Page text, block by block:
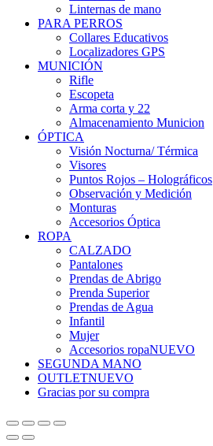
Linternas de mano
PARA PERROS
Collares Educativos
Localizadores GPS
MUNICIÓN
Rifle
Escopeta
Arma corta y 22
Almacenamiento Municion
ÓPTICA
Visión Nocturna/ Térmica
Visores
Puntos Rojos – Holográficos
Observación y Medición
Monturas
Accesorios Óptica
ROPA
CALZADO
Pantalones
Prendas de Abrigo
Prenda Superior
Prendas de Agua
Infantil
Mujer
Accesorios ropaNUEVO
SEGUNDA MANO
OUTLETNUEVO
Gracias por su compra